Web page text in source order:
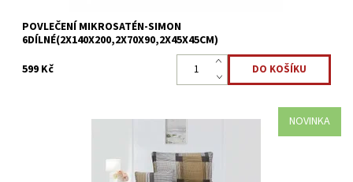
POVLEČENÍ MIKROSATÉN-SIMON
6DÍLNÉ(2X140X200,2X70X90,2X45X45CM)
599 Kč
NOVINKA
Mikrosaténové povlečení ERNESTO - 3dílné Přikrývka 140x200cm
*Polštář 70x90cm*Povláček45x45cm Mikrovlákno
je antibakteriální a je nejlepší volbou pro alergiky....